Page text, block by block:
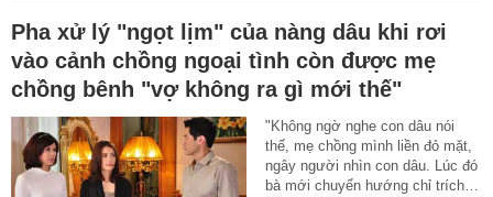
Pha xử lý "ngọt lịm" của nàng dâu khi rơi
vào cảnh chồng ngoại tình còn được mẹ
chồng bênh "vợ không ra gì mới thế"
"Không ngờ nghe con dâu nói
thế, mẹ chồng mình liền đỏ mặt,
ngây người nhìn con dâu. Lúc đó
bà mới chuyển hướng chỉ trích…